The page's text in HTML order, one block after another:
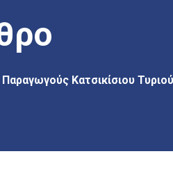
Κατσικίσιου